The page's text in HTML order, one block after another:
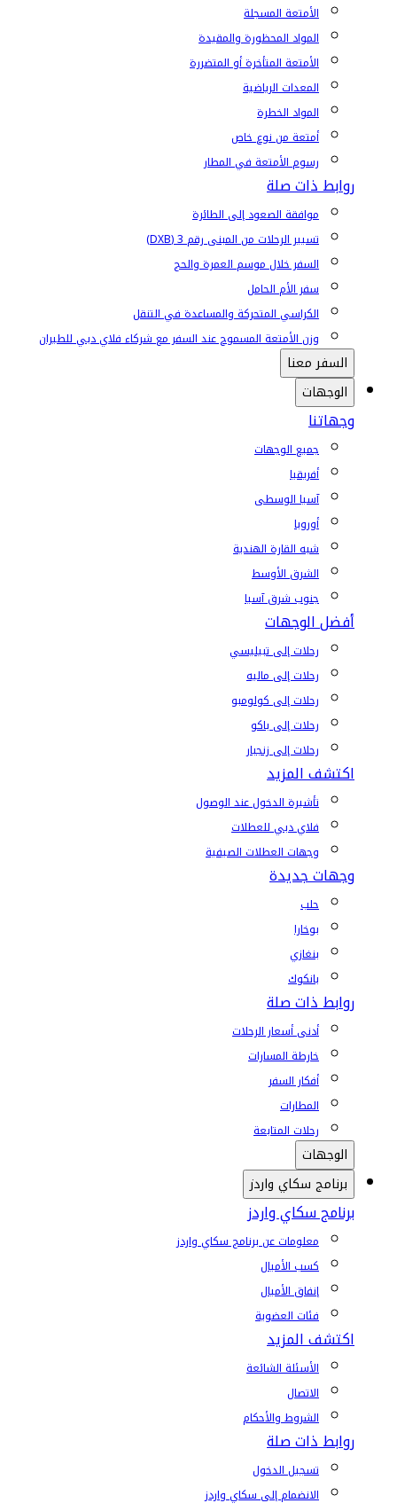
الأمتعة المسجلة
المواد المحظورة والمقيدة
الأمتعة المتأخرة أو المتضررة
المعدات الرياضية
المواد الخطرة
أمتعة من نوع خاص
رسوم الأمتعة في المطار
روابط ذات صلة
موافقة الصعود إلى الطائرة
تسيير الرحلات من المبنى رقم 3 (DXB)
السفر خلال موسم العمرة والحج
سفر الأم الحامل
الكراسي المتحركة والمساعدة في التنقل
وزن الأمتعة المسموح عند السفر مع شركاء فلاي دبي للطيران
السفر معنا
الوجهات
وجهاتنا
جميع الوجهات
أفريقيا
آسيا الوسطى
أوروبا
شبه القارة الهندية
الشرق الأوسط
جنوب شرق آسيا
أفضل الوجهات
رحلات إلى تبيليسي
رحلات إلى ماليه
رحلات إلى كولومبو
رحلات إلى باكو
رحلات إلى زنجبار
اكتشف المزيد
تأشيرة الدخول عند الوصول
فلاي دبي للعطلات
وجهات العطلات الصيفية
وجهات جديدة
حلب
بوخارا
بنغازي
بانكوك
روابط ذات صلة
أدنى أسعار الرحلات
خارطة المسارات
أفكار السفر
المطارات
رحلات المتابعة
الوجهات
برنامج سكاي واردز
برنامج سكاي واردز
معلومات عن برنامج سكاي واردز
كسب الأميال
إنفاق الأميال
فئات العضوية
اكتشف المزيد
الأسئلة الشائعة
الاتصال
الشروط والأحكام
روابط ذات صلة
تسجيل الدخول
الانضمام إلى سكاي واردز